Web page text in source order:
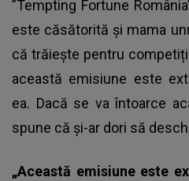
”Tempting Fortune
este căsătorită și mama
că trăiește pentru
această emisiune este
ea. Dacă se va întoarce
spune că și-ar dori să
„Această emisiune este